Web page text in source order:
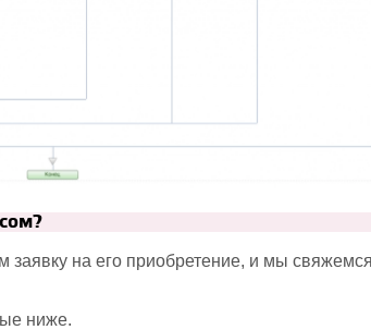
заявку на его приобретение, и мы
ниже.